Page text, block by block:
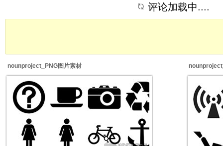
评论加载中....
nounproject_PNG图片素材